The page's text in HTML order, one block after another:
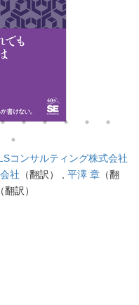
コンサルティング株式会社
社 （翻訳） , 平澤 章 （翻
（翻訳）